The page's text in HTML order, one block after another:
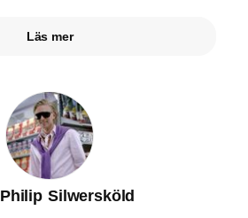
Läs mer
Silwersköld